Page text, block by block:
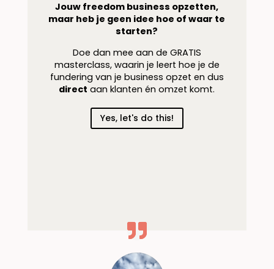
Jouw freedom business opzetten,
maar heb je geen idee hoe of waar te
starten?
Doe dan mee aan de GRATIS
masterclass, waarin je leert hoe je de
fundering van je business opzet en dus
direct aan klanten én omzet komt.
Yes, let's do this!